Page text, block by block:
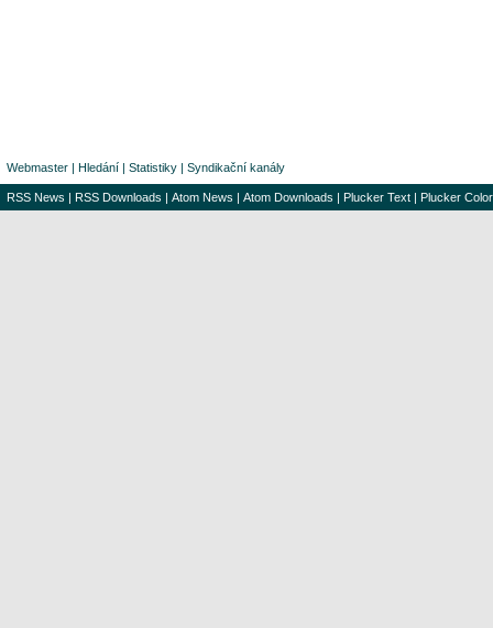
Webmaster | Hledání | Statistiky | Syndikační kanály
RSS News | RSS Downloads | Atom News | Atom Downloads | Plucker Text | Plucker Color